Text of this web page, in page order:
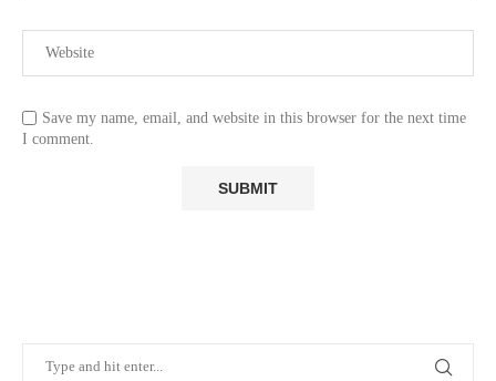
Save my name, email, and website in this browser for the next time
I comment.